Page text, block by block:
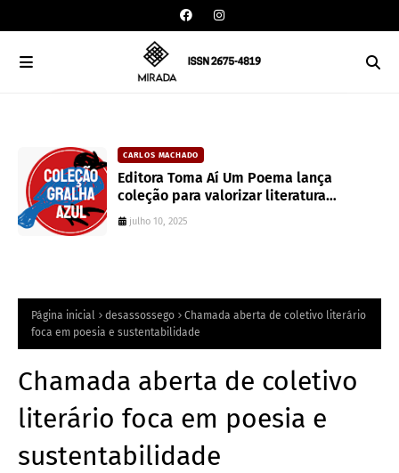
CARLOS MACHADO
Editora Toma Aí Um Poema lança
coleção para valorizar literatura
paranaense
julho 10, 2025
Página inicial desassossego
Chamada aberta de coletivo literário
foca em poesia e sustentabilidade
Chamada aberta de coletivo
literário foca em poesia e
sustentabilidade